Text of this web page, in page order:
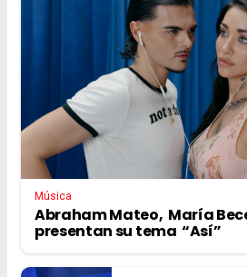
Música
Abraham Mateo, María
presentan su tema “Así”